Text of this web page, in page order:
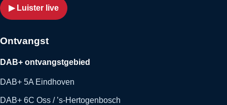
▶ Luister live
Ontvangst
DAB+ ontvangstgebied
DAB+ 5A Eindhoven
DAB+ 6C Oss / ’s-Hertogenbosch